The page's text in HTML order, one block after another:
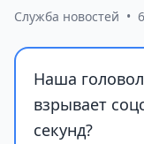
Служба новостей •
Наша
взрывает
секунд?